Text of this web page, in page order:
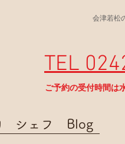
会津若松
TEL
ご予約の受付時間は
シェフ Blog